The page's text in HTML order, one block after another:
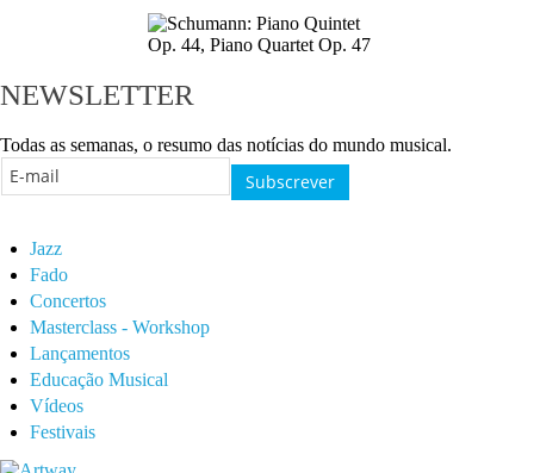
NEWSLETTER
Todas as semanas, o resumo das notícias do mundo musical.
Jazz
Fado
Concertos
Masterclass - Workshop
Lançamentos
Educação Musical
Vídeos
Festivais